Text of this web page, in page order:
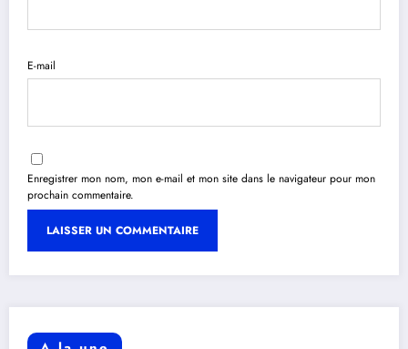
E-mail
Enregistrer mon nom, mon e-mail et mon site dans le navigateur pour mon
prochain commentaire.